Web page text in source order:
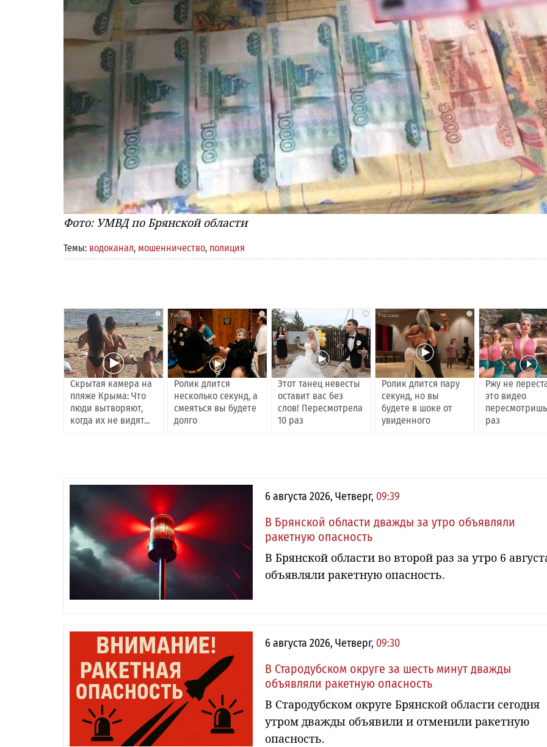
Фото: УМВД по Брянской области
Темы: водоканал, мошенничество, полиция
i
Скрытая камера на
пляже Крыма: Что
люди вытворяют,
когда их не видят...
i
Ролик длится
несколько секунд, а
смеяться вы будете
долго
i
Этот танец невесты
оставит вас без
слов! Пересмотрела
10 раз
i
Ролик длится пару
секунд, но вы
будете в шоке от
увиденного
Ржу не
это видео
раз
6 августа 2026, Четверг, 09:39
В Брянской области дважды за утро объявляли
ракетную опасность
В Брянской области во второй раз за утро 6
объявляли ракетную опасность.
6 августа 2026, Четверг, 09:30
В Стародубском округе за шесть минут дважды
объявляли ракетную опасность
В Стародубском округе Брянской области сегодня
утром дважды объявили и отменили ракетную
опасность.